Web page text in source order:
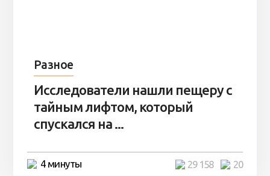
Разное
Исследователи нашли пещеру с
тайным лифтом, который
спускался на ...
4 минуты 20
29 158